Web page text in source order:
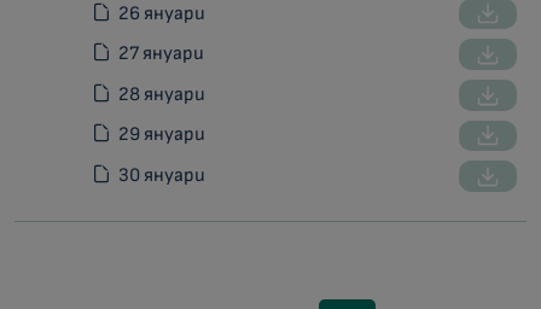
26 януари
27 януари
28 януари
29 януари
30 януари